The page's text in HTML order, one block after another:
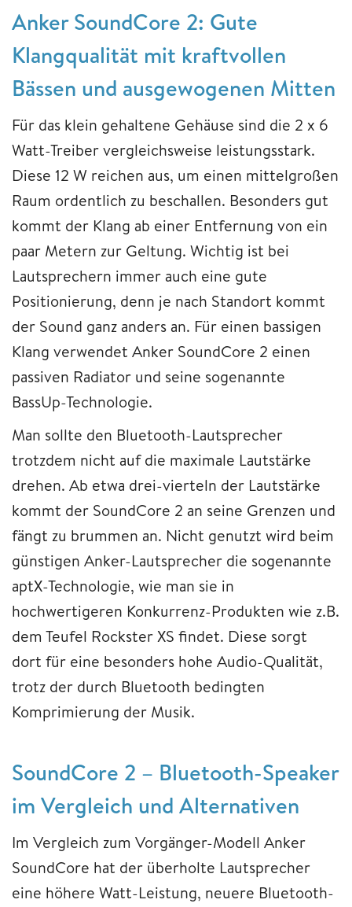
Anker SoundCore 2: Gute
Klangqualität mit kraftvollen
Bässen und ausgewogenen Mitten
Für das klein gehaltene Gehäuse sind die 2 x 6
Watt-Treiber vergleichsweise leistungsstark.
Diese 12 W reichen aus, um einen mittelgroßen
Raum ordentlich zu beschallen. Besonders gut
kommt der Klang ab einer Entfernung von ein
paar Metern zur Geltung. Wichtig ist bei
Lautsprechern immer auch eine gute
Positionierung, denn je nach Standort kommt
der Sound ganz anders an. Für einen bassigen
Klang verwendet Anker SoundCore 2 einen
passiven Radiator und seine sogenannte
BassUp-Technologie.
Man sollte den Bluetooth-Lautsprecher
trotzdem nicht auf die maximale Lautstärke
drehen. Ab etwa drei-vierteln der Lautstärke
kommt der SoundCore 2 an seine Grenzen und
fängt zu brummen an. Nicht genutzt wird beim
günstigen Anker-Lautsprecher die sogenannte
aptX-Technologie, wie man sie in
hochwertigeren Konkurrenz-Produkten wie z.B.
dem Teufel Rockster XS findet. Diese sorgt
dort für eine besonders hohe Audio-Qualität,
trotz der durch Bluetooth bedingten
Komprimierung der Musik.
SoundCore 2 – Bluetooth-Speaker
im Vergleich und Alternativen
Im Vergleich zum Vorgänger-Modell Anker
SoundCore hat der überholte Lautsprecher
eine höhere Watt-Leistung, neuere Bluetooth-